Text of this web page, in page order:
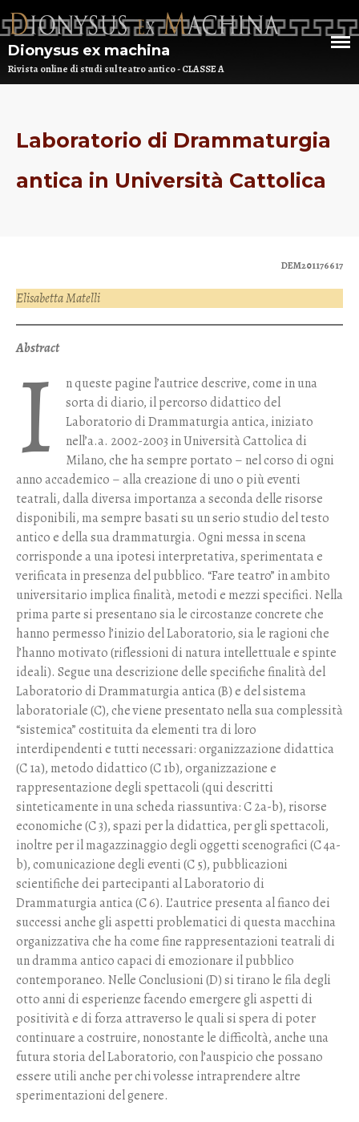
HOME
CHI SIAMO
BIBLIOTECA DI DEM
ARCHIVIO
Dionysus ex machina
Rivista online di studi sul teatro antico - CLASSE A
Laboratorio di Drammaturgia
antica in Università Cattolica
DEM201176617
Elisabetta Matelli
Abstract
I
n queste pagine l’autrice descrive, come in una
sorta di diario, il percorso didattico del
Laboratorio di Drammaturgia antica, iniziato
nell’a.a. 2002-2003 in Università Cattolica di
Milano, che ha sempre portato – nel corso di ogni
anno accademico – alla creazione di uno o più eventi
teatrali, dalla diversa importanza a seconda delle risorse
disponibili, ma sempre basati su un serio studio del testo
antico e della sua drammaturgia. Ogni messa in scena
corrisponde a una ipotesi interpretativa, sperimentata e
verificata in presenza del pubblico. “Fare teatro” in ambito
universitario implica finalità, metodi e mezzi specifici. Nella
prima parte si presentano sia le circostanze concrete che
hanno permesso l’inizio del Laboratorio, sia le ragioni che
l’hanno motivato (riflessioni di natura intellettuale e spinte
ideali). Segue una descrizione delle specifiche finalità del
Laboratorio di Drammaturgia antica (B) e del sistema
laboratoriale (C), che viene presentato nella sua complessità
“sistemica” costituita da elementi tra di loro
interdipendenti e tutti necessari: organizzazione didattica
(C 1a), metodo didattico (C 1b), organizzazione e
rappresentazione degli spettacoli (qui descritti
sinteticamente in una scheda riassuntiva: C 2a-b), risorse
economiche (C 3), spazi per la didattica, per gli spettacoli,
inoltre per il magazzinaggio degli oggetti scenografici (C 4a-
b), comunicazione degli eventi (C 5), pubblicazioni
scientifiche dei partecipanti al Laboratorio di
Drammaturgia antica (C 6). L’autrice presenta al fianco dei
successi anche gli aspetti problematici di questa macchina
organizzativa che ha come fine rappresentazioni teatrali di
un dramma antico capaci di emozionare il pubblico
contemporaneo. Nelle Conclusioni (D) si tirano le fila degli
otto anni di esperienze facendo emergere gli aspetti di
positività e di forza attraverso le quali si spera di poter
continuare a costruire, nonostante le difficoltà, anche una
futura storia del Laboratorio, con l’auspicio che possano
essere utili anche per chi volesse intraprendere altre
sperimentazioni del genere.